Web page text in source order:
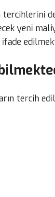
tercihlerini
yeni
tercih